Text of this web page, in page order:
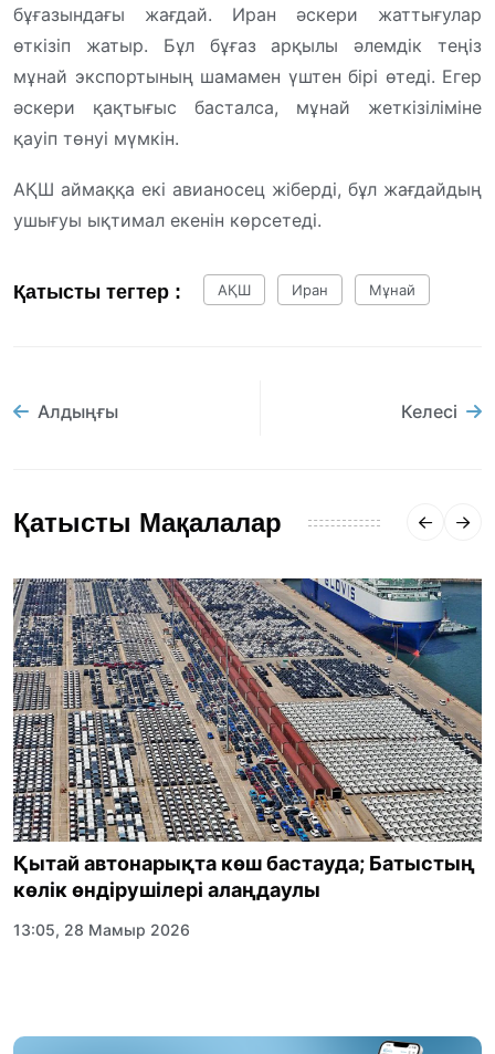
бұғазындағы жағдай. Иран әскери жаттығулар
өткізіп жатыр. Бұл бұғаз арқылы әлемдік теңіз
мұнай экспортының шамамен үштен бірі өтеді. Егер
әскери қақтығыс басталса, мұнай жеткізіліміне
қауіп төнуі мүмкін.
АҚШ аймаққа екі авианосец жіберді, бұл жағдайдың
ушығуы ықтимал екенін көрсетеді.
Қатысты тегтер : АҚШ Иран Мұнай
Алдыңғы Келесі
Қатысты Мақалалар
Қытай автонарықта көш бастауда; Батыстың
көлік өндірушілері алаңдаулы
13:05, 28 Мамыр 2026